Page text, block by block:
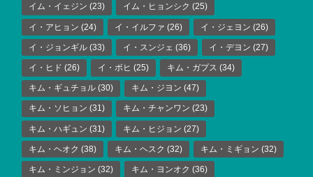
イム・イェジン (23) イム・ヒョンシク (25)
イ・アヒョン (24) イ・イルファ (26) イ・ジェヨン (26)
イ・ジョンギル (33) イ・スンジェ (36) イ・デヨン (27)
イ・ヒド (26) イ・ボヒ (25) キム・ガプス (34)
キム・ギュチョル (30) キム・ジヨン (47)
キム・ソヒョン (31) キム・チャンワン (23)
キム・ハギュン (31) キム・ヒジョン (27)
キム・ヘオク (38) キム・ヘスク (32) キム・ミギョン (32)
キム・ミンジョン (32) キム・ヨンオク (36)